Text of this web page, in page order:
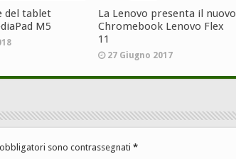
del tablet
M5
La Lenovo presenta il nuovo
Chromebook Lenovo Flex
11
27 Giugno 2017
sono contrassegnati *